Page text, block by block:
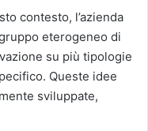
contesto, l’azienda
eterogeneo di
su più tipologie
Queste idee
sviluppate,